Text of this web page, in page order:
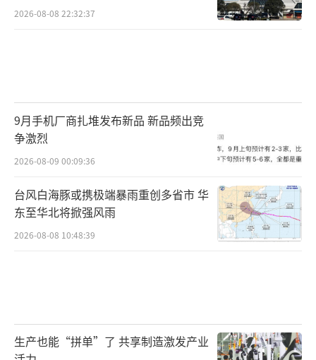
2026-08-08 22:32:37
9月手机厂商扎堆发布新品 新品频出竞
争激烈
2026-08-09 00:09:36
台风白海豚或携极端暴雨重创多省市 华
东至华北将掀强风雨
2026-08-08 10:48:39
生产也能“拼单”了 共享制造激发产业